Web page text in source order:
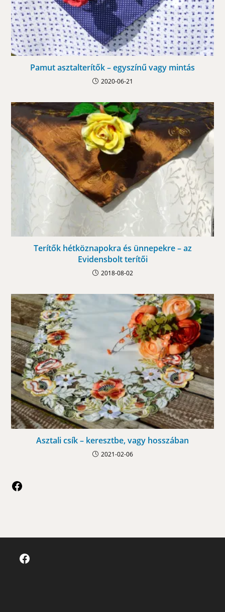
Pamut asztalterítők – egyszínű vagy mintás
2020-06-21
Terítők hétköznapokra és ünnepekre – az
Evidensbolt terítői
2018-08-02
Asztali csík – keresztbe, vagy hosszában
2021-02-06
Facebook
Facebook